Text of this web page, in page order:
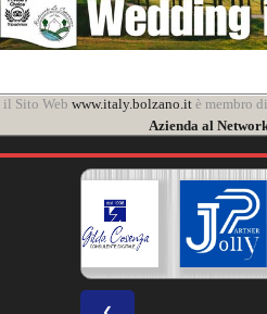
il Sito Web www.italy.bolzano.itè membro
Azienda al